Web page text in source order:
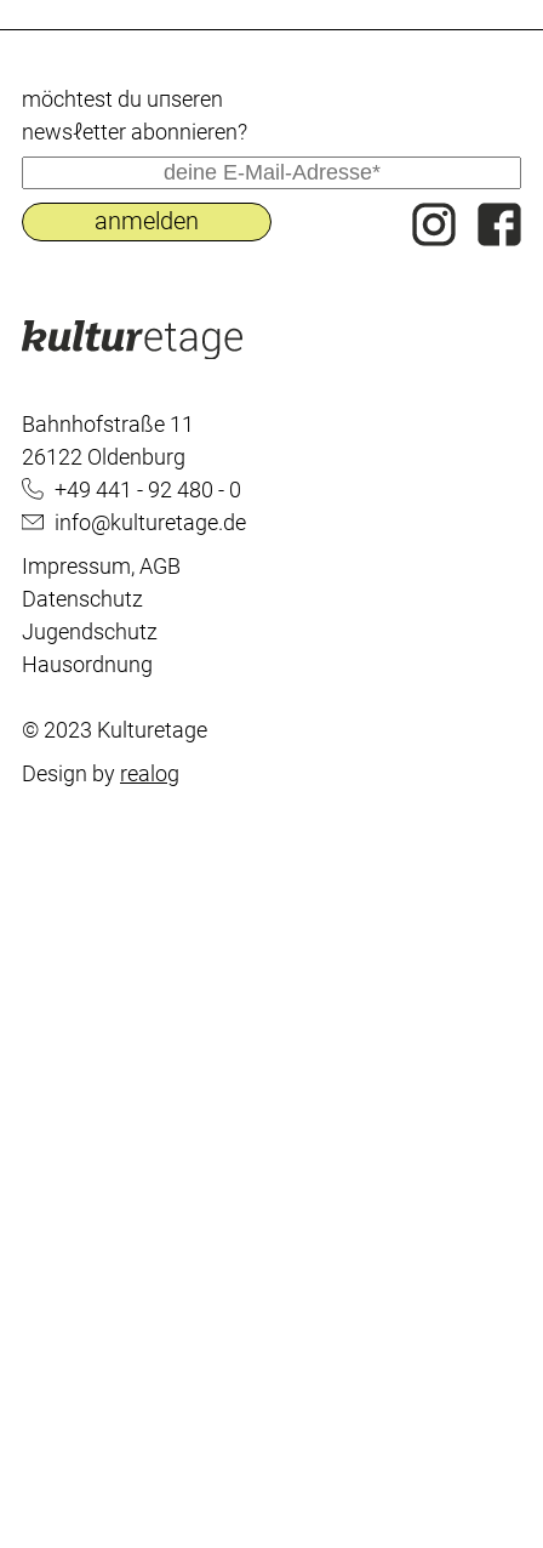
Bahnhofstraße 11
26122 Oldenburg
+49 441 - 92 480 - 0
info@kulturetage.de
Impressum,AGB
Datenschutz
Jugendschutz
Hausordnung
© 2023 Kulturetage
Design by realog
möchtest du uпseren
newsℓetter abonnieren?